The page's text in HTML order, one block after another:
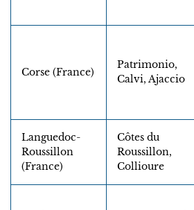
Corse (France)
Patrimonio,
Calvi, Ajaccio
Languedoc-
Roussillon
(France)
Côtes du
Roussillon,
Collioure